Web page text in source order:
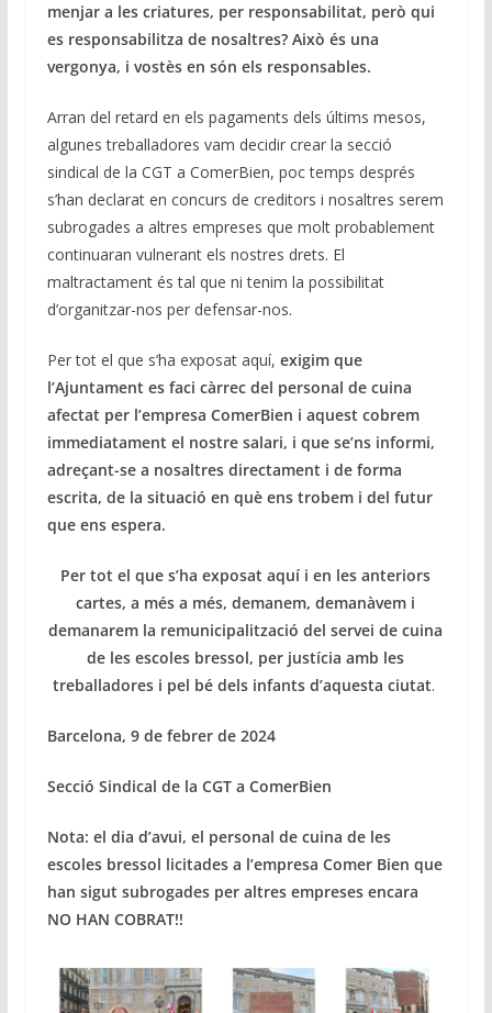
menjar a les criatures, per responsabilitat, però qui
es responsabilitza de nosaltres? Això és una
vergonya, i vostès en són els responsables.
Arran del retard en els pagaments dels últims mesos,
algunes treballadores vam decidir crear la secció
sindical de la CGT a ComerBien, poc temps després
s’han declarat en concurs de creditors i nosaltres serem
subrogades a altres empreses que molt probablement
continuaran vulnerant els nostres drets. El
maltractament és tal que ni tenim la possibilitat
d’organitzar-nos per defensar-nos.
Per tot el que s’ha exposat aquí, exigim que
l’Ajuntament es faci càrrec del personal de cuina
afectat per l’empresa ComerBien i aquest cobrem
immediatament el nostre salari, i que se’ns informi,
adreçant-se a nosaltres directament i de forma
escrita, de la situació en què ens trobem i del futur
que ens espera.
Per tot el que s’ha exposat aquí i en les anteriors
cartes, a més a més, demanem, demanàvem i
demanarem la remunicipalització del servei de cuina
de les escoles bressol, per justícia amb les
treballadores i pel bé dels infants d’aquesta ciutat.
Barcelona, 9 de febrer de 2024
Secció Sindical de la CGT a ComerBien
Nota: el dia d’avui, el personal de cuina de les
escoles bressol licitades a l’empresa Comer Bien que
han sigut subrogades per altres empreses encara
NO HAN COBRAT!!